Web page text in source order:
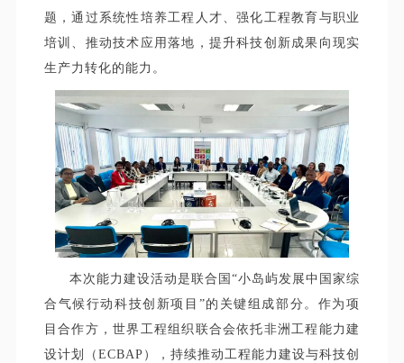
题 ，通过系统性培养工程人才、强化工程教育与职业
培训、推动技术应用落地，提升科技创新成果向现实
生产力转化的能力。
本次能力建设活动是联合国“小岛屿发展中国家综
合气候行动科技创新项目”的关键组成部分。作为项
目合作方，世界工程组织联合会依托非洲工程能力建
设计划（ECBAP），持续推动工程能力建设与科技创